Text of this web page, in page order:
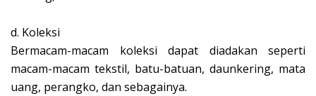
d. Koleksi
Bermacam-macam koleksi dapat diadakan seperti
macam-macam tekstil, batu-batuan, daunkering, mata
uang, perangko, dan sebagainya.